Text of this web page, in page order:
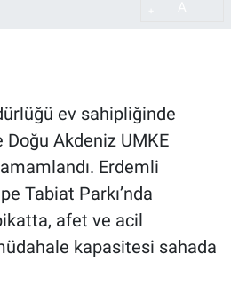
ev sahipliğinde
Akdeniz UMKE
Erdemli
Tabiat Parkı’nda
afet ve acil
kapasitesi sahada